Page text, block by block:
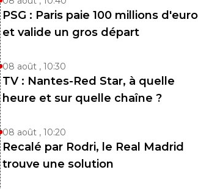
PSG : Paris paie 100 millions
et valide un gros départ
08 août , 10:30
TV : Nantes-Red Star, à quelle
heure et sur quelle chaîne ?
08 août , 10:20
Recalé par Rodri, le Real Madrid
trouve une solution